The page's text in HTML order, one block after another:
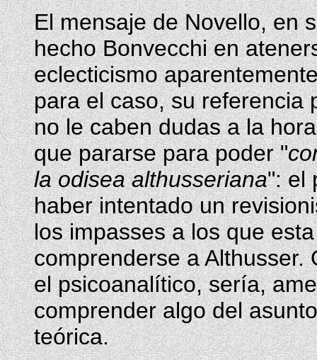
El mensaje de Novello, en
hecho Bonvecchi en
eclecticismo
para el caso, su referencia
no le caben dudas a la
que pararse para poder "
la odisea althusseriana": el
haber intentado un
los impasses a los que
comprenderse a
el psicoanalítico, sería,
comprender algo del
teórica.